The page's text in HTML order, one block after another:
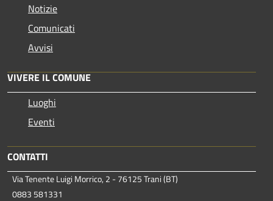
Notizie
Comunicati
Avvisi
VIVERE IL COMUNE
Luoghi
Eventi
CONTATTI
Via Tenente Luigi Morrico, 2 - 76125 Trani (BT)
0883 581331